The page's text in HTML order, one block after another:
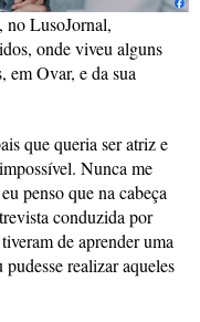
no LusoJornal,
onde viveu alguns
em Ovar, e da sua
que queria ser atriz e
Nunca me
penso que na cabeça
conduzida por
de aprender uma
realizar aqueles